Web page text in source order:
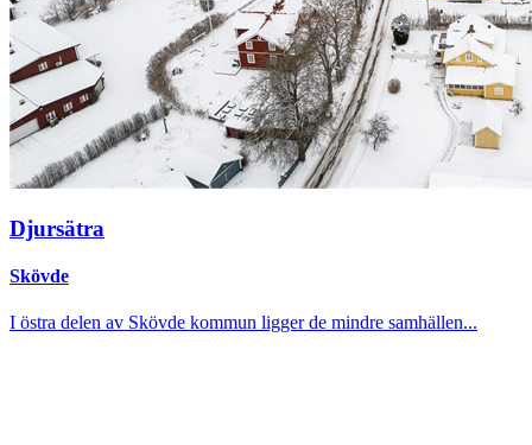
Djursätra
Skövde
I östra delen av Skövde kommun ligger de mindre samhällen...